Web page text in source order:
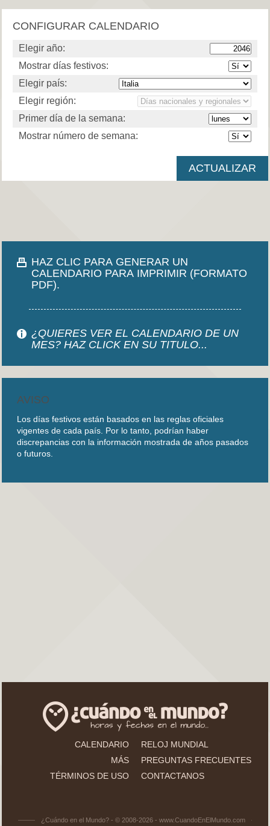
CONFIGURAR CALENDARIO
Elegir año:
Mostrar días festivos:
Elegir país:
Elegir región:
Primer día de la semana:
Mostrar número de semana:
HAZ CLIC PARA GENERAR UN
CALENDARIO PARA IMPRIMIR (FORMATO
PDF).
¿QUIERES VER EL CALENDARIO DE UN
MES? HAZ CLICK EN SU TITULO...
AVISO
Los días festivos están basados en las reglas oficiales
vigentes de cada país. Por lo tanto, podrían haber
discrepancias con la información mostrada de años pasados
o futuros.
CALENDARIO
RELOJ MUNDIAL
MÁS
PREGUNTAS FRECUENTES
TÉRMINOS DE USO
CONTACTANOS
¿Cuándo en el Mundo? - © 2008-2026 - www.CuandoEnElMundo.com